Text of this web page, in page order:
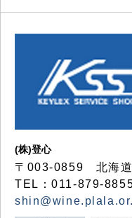
(株)登心
〒003-0859 北海道
TEL：011-879-